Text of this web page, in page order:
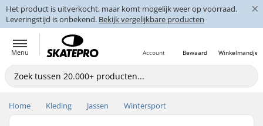
Het product is uitverkocht, maar komt mogelijk weer op voorraad.
Leveringstijd is onbekend. Bekijk vergelijkbare producten
×
Menu Winkelmandje
Bewaard
Account
Home Kleding Jassen Wintersport